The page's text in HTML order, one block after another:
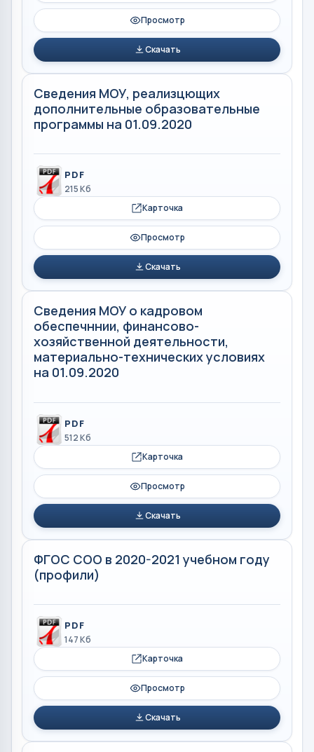
Просмотр
Скачать
Сведения МОУ, реализцющих
дополнительные образовательные
программы на 01.09.2020
PDF
215 Кб
Карточка
Просмотр
Скачать
Сведения МОУ о кадровом
обеспечннии, финансово-
хозяйственной деятельности,
материально-технических условиях
на 01.09.2020
PDF
512 Кб
Карточка
Просмотр
Скачать
ФГОС СОО в 2020-2021 учебном году
(профили)
PDF
147 Кб
Карточка
Просмотр
Скачать